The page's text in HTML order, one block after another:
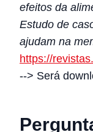
efeitos da
Estudo de
ajudam na
https://
--> Será